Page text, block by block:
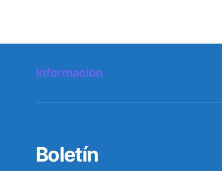
Información
Boletín